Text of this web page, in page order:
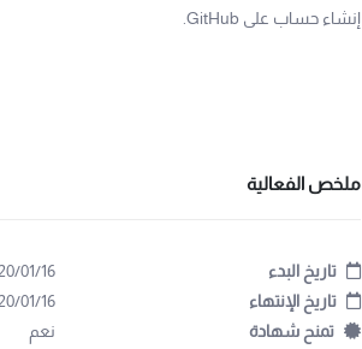
إنشاء حساب على GitHub.
ملخص الفعالية
تاريخ البدء 01/16
تاريخ الإنتهاء
01/16
تمنح شهادة
نعم